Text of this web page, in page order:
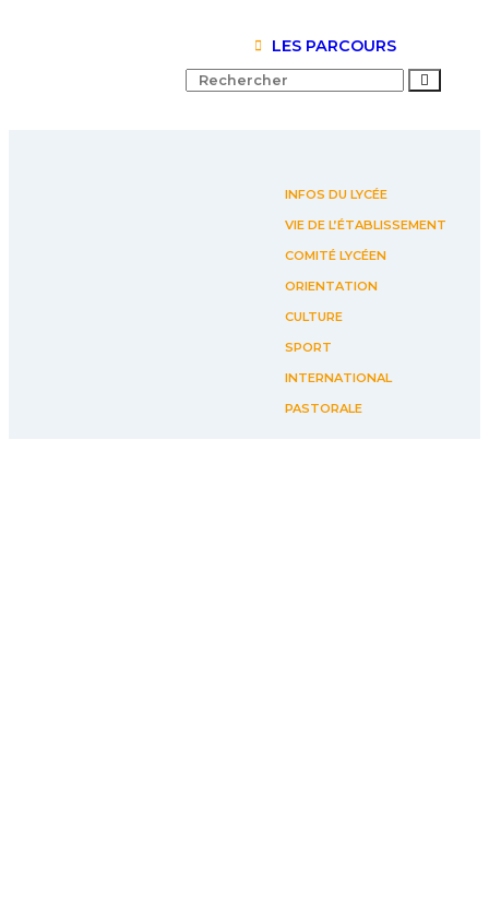
LES PARCOURS
INFOS DU LYCÉE
VIE DE L’ÉTABLISSEMENT
COMITÉ LYCÉEN
ORIENTATION
CULTURE
SPORT
INTERNATIONAL
PASTORALE